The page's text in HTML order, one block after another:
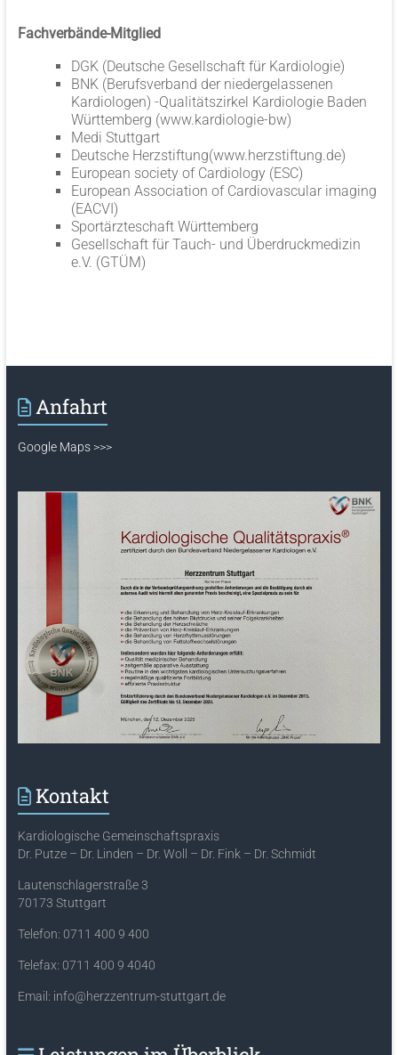
Fachverbände-Mitglied
DGK (Deutsche Gesellschaft für Kardiologie)
BNK (Berufsverband der niedergelassenen
Kardiologen) -Qualitätszirkel Kardiologie Baden
Württemberg (www.kardiologie-bw)
Medi Stuttgart
Deutsche Herzstiftung(www.herzstiftung.de)
European society of Cardiology (ESC)
European Association of Cardiovascular imaging
(EACVI)
Sportärzteschaft Württemberg
Gesellschaft für Tauch- und Überdruckmedizin
e.V. (GTÜM)
Anfahrt
Google Maps >>>
Kontakt
Kardiologische Gemeinschaftspraxis
Dr. Putze – Dr. Linden – Dr. Woll – Dr. Fink – Dr. Schmidt
Lautenschlagerstraße 3
70173 Stuttgart
Telefon: 0711 400 9 400
Telefax: 0711 400 9 4040
Email: info@herzzentrum-stuttgart.de